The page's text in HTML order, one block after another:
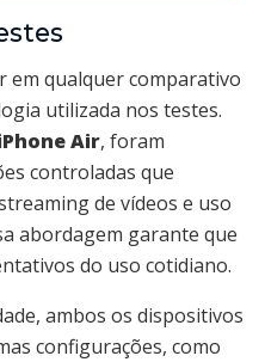
em qualquer comparativo
utilizada nos testes.
Air, foram
controladas que
de vídeos e uso
abordagem garante que
do uso cotidiano.
ambos os dispositivos
configurações, como